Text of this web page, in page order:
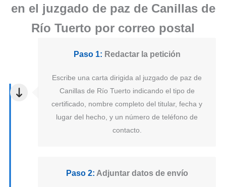
en el juzgado de paz de Canillas de
Río Tuerto por correo postal
Paso 1: Redactar la petición
Escribe una carta dirigida al juzgado de paz de
Canillas de Río Tuerto indicando el tipo de
certificado, nombre completo del titular, fecha y
lugar del hecho, y un número de teléfono de
contacto.
Paso 2: Adjuntar datos de envío